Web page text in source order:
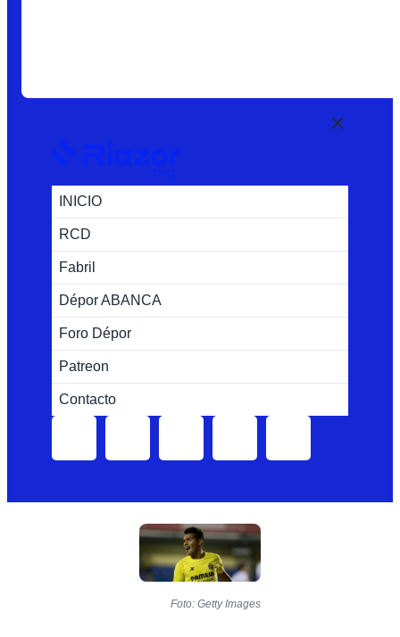
INICIO
RCD
Fabril
Dépor ABANCA
Foro Dépor
Patreon
Contacto
Foto: Getty Images